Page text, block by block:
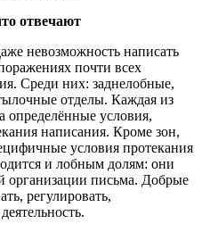
отвечают
невозможность написать
почти всех
Среди них: заднелобные,
отделы. Каждая из
определённые условия,
написания. Кроме зон,
условия протекания
и лобным долям: они
организации письма. Добрые
регулировать,